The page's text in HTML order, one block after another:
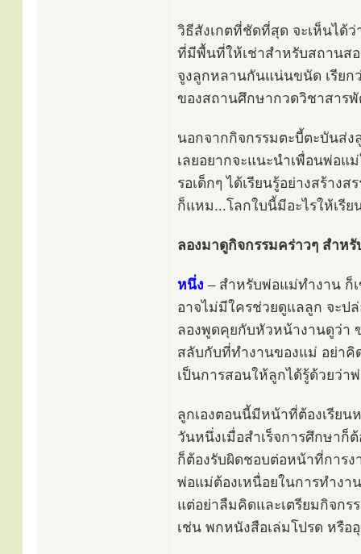
วิธีสังเกตที่ชัดที่สุด จะเห็นได้
ที่มีพื้นที่ให้เช่าสำหรับสถานส
จูงลูกหลานกันแน่นขนัด เรียก
ของสถานศึกษากวดวิชาสาร
นอกจากกิจกรรมตะบี้ตะบันส่
เลยอยากจะแนะนำเพื่อนพ่อแ
รอเด็กๆ ได้เรียนรู้อย่างสร้าง
ก็แหม...โลกใบนี้มีอะไรให้เรีย
ลองมาดูกิจกรรมคร่าวๆ สำหรั
หนึ่ง – สำหรับพ่อแม่ทำงาน ก็
อาจไม่มีใครช่วยดูแลลูก จะป
ลองพูดคุยกับหัวหน้างานดูว่า
สลับกับที่ทำงานของแม่ อย่าคิ
เป็นการสอนให้ลูกได้รู้ด้วยว่
ลูกเองตอนนี้มีหน้าที่ต้องเรียน
วันหนึ่งเมื่อสำเร็จการศึกษาก็
ก็ต้องรับผิดชอบต่อหน้าที่การง
พ่อแม่ต้องเหนื่อยในการทำงา
แต่อย่าลืมคิดและเตรียมกิจก
เช่น พกหนังสือเล่มโปรด หรื